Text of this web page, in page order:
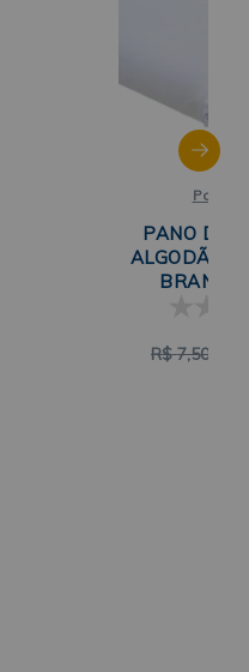
Pano
PANO DE
ALGODÃO
BRANCO
R$ 7,50